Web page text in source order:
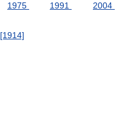
1975
1991
2004
[1914]